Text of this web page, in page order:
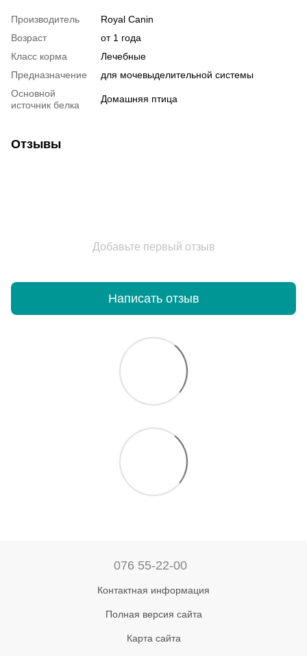
Производитель
Royal Canin
Возраст
от 1 года
Класс корма
Лечебные
Предназначение
для мочевыделительной системы
Основной
источник белка
Домашняя птица
Отзывы
Добавьте первый отзыв
Написать отзыв
076 55-22-00
Контактная информация
Полная версия сайта
Карта сайта